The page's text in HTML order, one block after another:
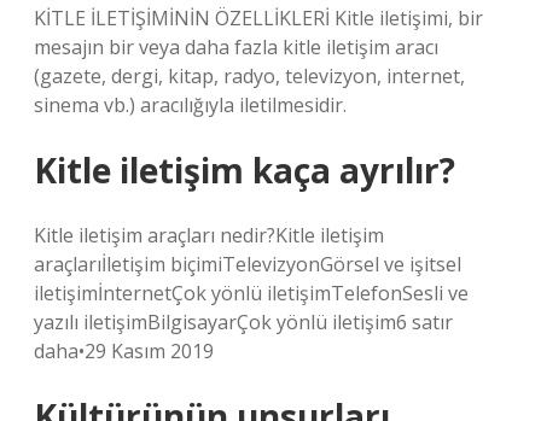
KİTLE İLETİŞİMİNİN ÖZELLİKLERİ Kitle iletişimi, bir
mesajın bir veya daha fazla kitle iletişim aracı
(gazete, dergi, kitap, radyo, televizyon, internet,
sinema vb.) aracılığıyla iletilmesidir.
Kitle iletişim kaça ayrılır?
Kitle iletişim araçları nedir?Kitle iletişim
araçlarıİletişim biçimiTelevizyonGörsel ve işitsel
iletişimİnternetÇok yönlü iletişimTelefonSesli ve
yazılı iletişimBilgisayarÇok yönlü iletişim6 satır
daha•29 Kasım 2019